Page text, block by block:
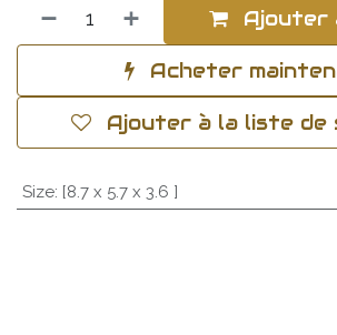
Ajouter
Acheter
Ajouter à la liste de
Size: [8.7 x 5.7 x 3.6 ]